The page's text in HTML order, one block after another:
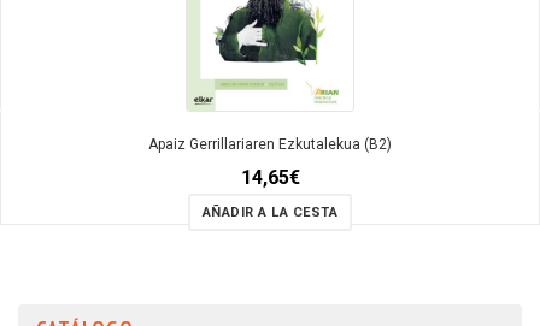
Apaiz Gerrillariaren Ezkutalekua (B2)
14,65€
AÑADIR A LA CESTA